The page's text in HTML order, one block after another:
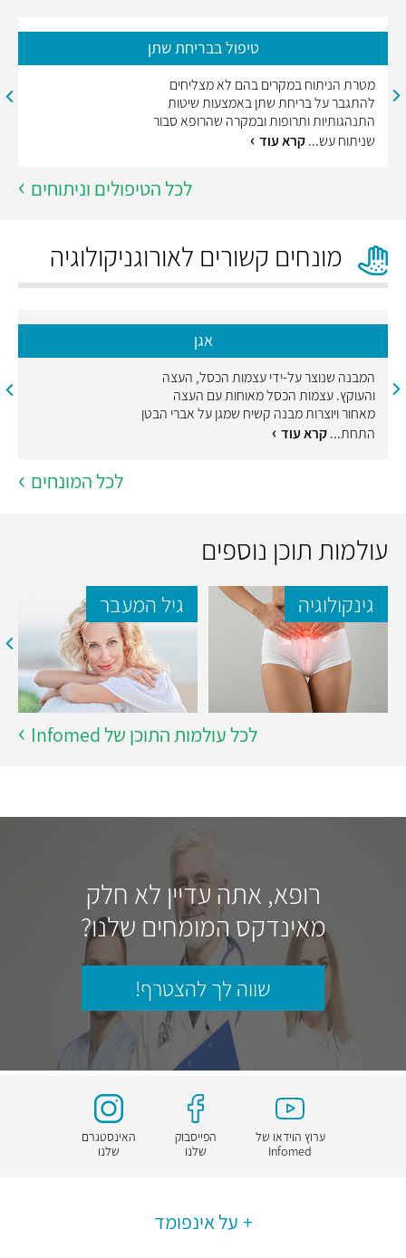
טיפול בבריחת שתן
מטרת הניתוח במקרים בהם לא מצליחים
להתגבר על בריחת שתן באמצעות שיטות
התנהגותיות ותרופות ובמקרה שהרופא סבור
שניתוח עש...קרא עוד
לכל הטיפולים וניתוחים
מונחים קשורים לאורוגניקולוגיה
אגן
המבנה שנוצר על-ידי עצמות הכסל, העצה
והעוקץ. עצמות הכסל מאוחות עם העצה
מאחור ויוצרות מבנה קשיח שמגן על אברי הבטן
התחת...קרא עוד
לכל המונחים
עולמות תוכן נוספים
גינקולוגיה גיל המעבר
לכל עולמות התוכן של Infomed
רופא, אתה עדיין לא חלק
מאינדקס המומחים שלנו?
שווה לך להצטרף!
ערוץ הוידאו של
Infomed
הפייסבוק
שלנו
האינסטגרם
שלנו
על אינפומד